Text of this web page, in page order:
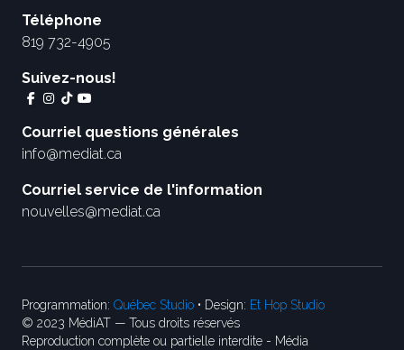
Téléphone
819 732-4905
Suivez-nous!
Courriel questions générales
info@mediat.ca
Courriel service de l'information
nouvelles@mediat.ca
Programmation: Québec Studio • Design: Et Hop Studio
© 2023 MédiAT — Tous droits réservés
Reproduction complète ou partielle interdite - Média